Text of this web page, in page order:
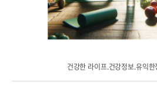
건강한 라이프.건강정보.유익